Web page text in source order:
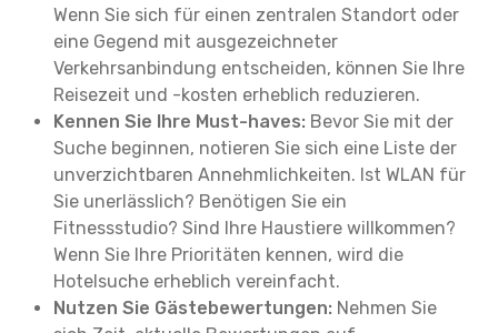
Wenn Sie sich für einen zentralen Standort oder
eine Gegend mit ausgezeichneter
Verkehrsanbindung entscheiden, können Sie Ihre
Reisezeit und -kosten erheblich reduzieren.
Kennen Sie Ihre Must-haves: Bevor Sie mit der
Suche beginnen, notieren Sie sich eine Liste der
unverzichtbaren Annehmlichkeiten. Ist WLAN für
Sie unerlässlich? Benötigen Sie ein
Fitnessstudio? Sind Ihre Haustiere willkommen?
Wenn Sie Ihre Prioritäten kennen, wird die
Hotelsuche erheblich vereinfacht.
Nutzen Sie Gästebewertungen: Nehmen Sie